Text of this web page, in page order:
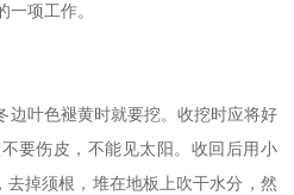
项工作。
边叶色褪黄时就要挖。收挖时应将好
要伤皮，不能见太阳。收回后用小
掉须根，堆在地板上吹干水分，然